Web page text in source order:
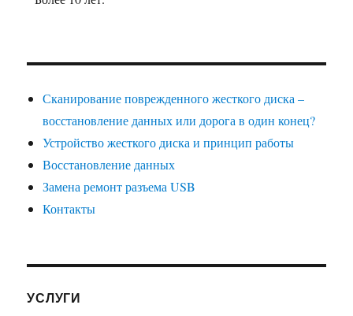
Сканирование поврежденного жесткого диска –
восстановление данных или дорога в один конец?
Устройство жесткого диска и принцип работы
Восстановление данных
Замена ремонт разъема USB
Контакты
УСЛУГИ